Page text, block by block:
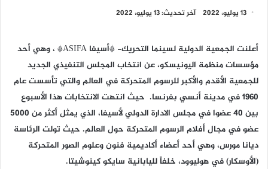
13 يوليو، 2022 آخر تحديث: 13 يوليو، 2022
أعلنت الجمعية الدولية لسينما التحريك- *أسيفا ASIFA* ، وهي أحد
مؤسسات منظمة اليونيسكو، عن انتخاب المجلس التنفيذي الجديد
للجمعية الأقدم والأكبر للرسوم المتحركة في العالم والتي تأسست عام
1960 في مدينة أنسي بفرنسا. حيث انتهت الانتخابات هذا الأسبوع
بين 40 عضوا في مجلس الادارة الدولي لأسيفا، الذي يمثل أكثر من 5000
عضو في مجال أفلام الرسوم المتحركة حول العالم. حيث تولت الرئاسة
ديانا مورس، وهي أحد أعضاء أكاديمية فنون وعلوم الصور المتحركة
(الأوسكار) في هوليوود، خلفاً لليابانية سايكو كينوشيتا.